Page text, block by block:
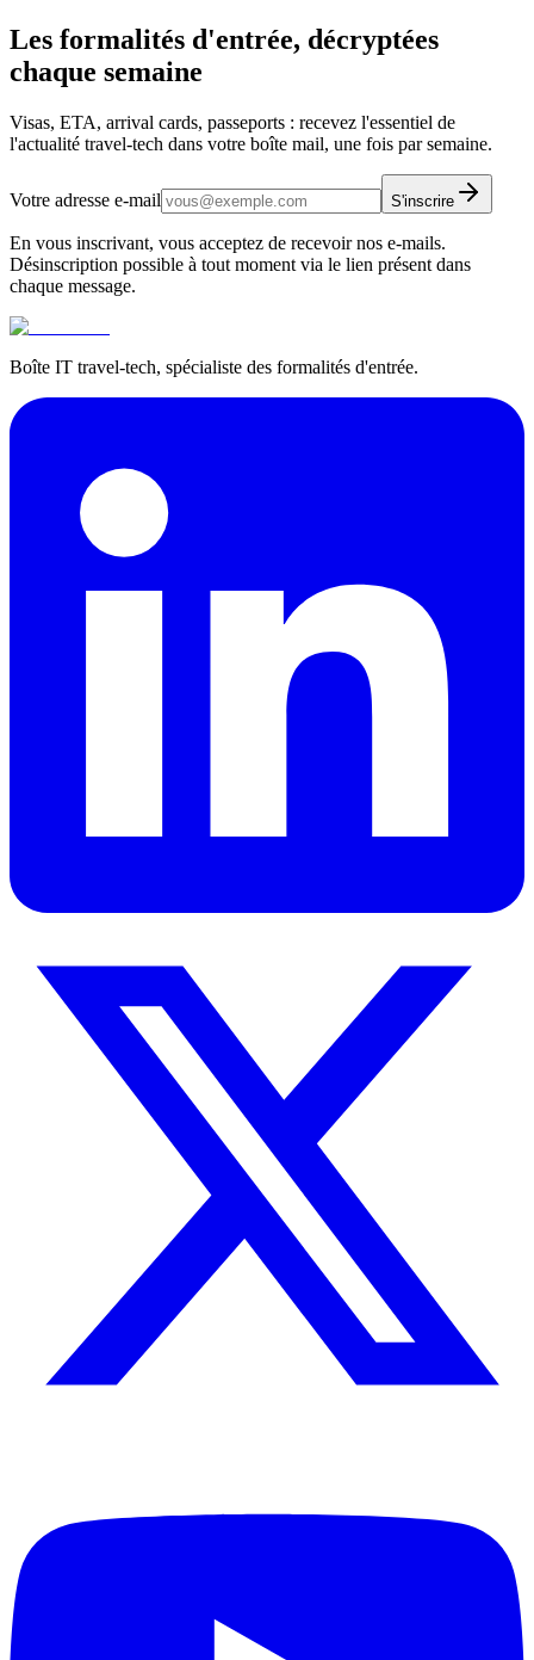
Les formalités d'entrée, décryptées
chaque semaine
Visas, ETA, arrival cards, passeports : recevez l'essentiel de
l'actualité travel-tech dans votre boîte mail, une fois par semaine.
Votre adresse e-mail S'inscrire
En vous inscrivant, vous acceptez de recevoir nos e-mails.
Désinscription possible à tout moment via le lien présent dans
chaque message.
Boîte IT travel-tech, spécialiste des formalités d'entrée.